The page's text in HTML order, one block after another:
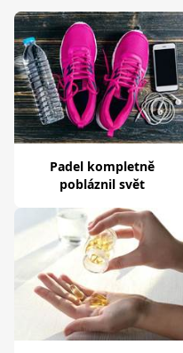
Padel kompletně
pobláznil svět